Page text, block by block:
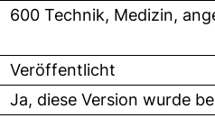
600 Technik, Medizin,
Veröffentlicht
Ja, diese Version wurde